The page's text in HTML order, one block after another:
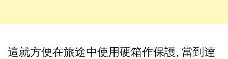
這就方便在旅途中使用硬箱作保護, 當到逹